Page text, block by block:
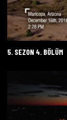
5. SEZON 4. BÖLÜM